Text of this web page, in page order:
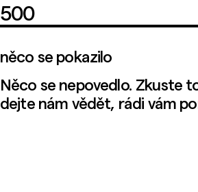
500
něco se pokazilo
Něco se nepovedlo. Zkuste
dejte nám vědět, rádi vám